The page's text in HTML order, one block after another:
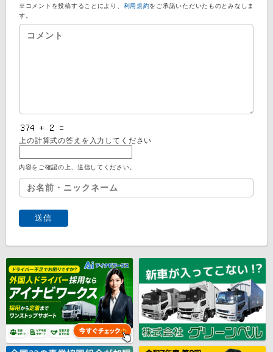
※コメントを投稿することにより、 利用規約をご承諾いただいたものとみなしま
す。
上の計算式の答えを入力してください
内容をご確認の上、送信してください。